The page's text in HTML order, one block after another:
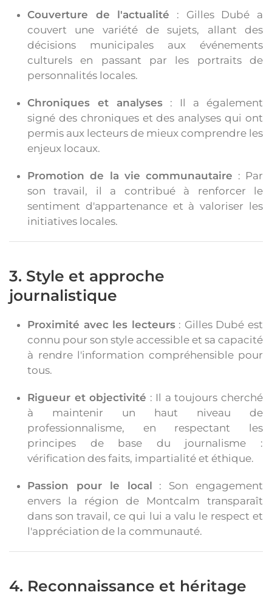
Couverture de l'actualité : Gilles Dubé a
couvert une variété de sujets, allant des
décisions municipales aux événements
culturels en passant par les portraits de
personnalités locales.
Chroniques et analyses : Il a également
signé des chroniques et des analyses qui ont
permis aux lecteurs de mieux comprendre les
enjeux locaux.
Promotion de la vie communautaire : Par
son travail, il a contribué à renforcer le
sentiment d'appartenance et à valoriser les
initiatives locales.
3. Style et approche
journalistique
Proximité avec les lecteurs: Gilles Dubé est
connu pour son style accessible et sa capacité
à rendre l'information compréhensible pour
tous.
Rigueur et objectivité : Il a toujours cherché
à maintenir un haut niveau de
professionnalisme, en respectant les
principes de base du journalisme :
vérification des faits, impartialité et éthique.
Passion pour le local : Son engagement
envers la région de Montcalm transparaît
dans son travail, ce qui lui a valu le respect et
l'appréciation de la communauté.
4. Reconnaissance et héritage